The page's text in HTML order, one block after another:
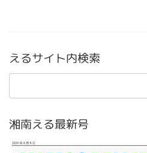
えるサイト内検索
湘南える最新号